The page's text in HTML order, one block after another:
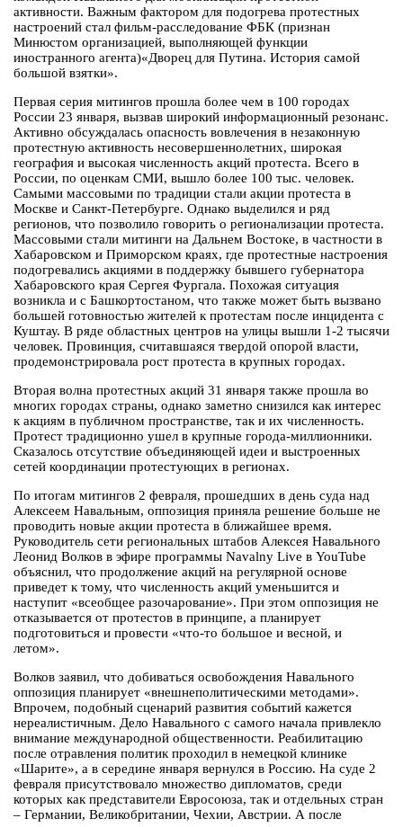
активности. Важным фактором для подогрева протестных
настроений стал фильм-расследование ФБК (признан
Минюстом организацией, выполняющей функции
иностранного агента)«Дворец для Путина. История самой
большой взятки».
Первая серия митингов прошла более чем в 100 городах
России 23 января, вызвав широкий информационный резонанс.
Активно обсуждалась опасность вовлечения в незаконную
протестную активность несовершеннолетних, широкая
география и высокая численность акций протеста. Всего в
России, по оценкам СМИ, вышло более 100 тыс. человек.
Самыми массовыми по традиции стали акции протеста в
Москве и Санкт-Петербурге. Однако выделился и ряд
регионов, что позволило говорить о регионализации протеста.
Массовыми стали митинги на Дальнем Востоке, в частности в
Хабаровском и Приморском краях, где протестные настроения
подогревались акциями в поддержку бывшего губернатора
Хабаровского края Сергея Фургала. Похожая ситуация
возникла и с Башкортостаном, что также может быть вызвано
большей готовностью жителей к протестам после инцидента с
Куштау. В ряде областных центров на улицы вышли 1-2 тысячи
человек. Провинция, считавшаяся твердой опорой власти,
продемонстрировала рост протеста в крупных городах.
Вторая волна протестных акций 31 января также прошла во
многих городах страны, однако заметно снизился как интерес
к акциям в публичном пространстве, так и их численность.
Протест традиционно ушел в крупные города-миллионники.
Сказалось отсутствие объединяющей идеи и выстроенных
сетей координации протестующих в регионах.
По итогам митингов 2 февраля, прошедших в день суда над
Алексеем Навальным, оппозиция приняла решение больше не
проводить новые акции протеста в ближайшее время.
Руководитель сети региональных штабов Алексея Навального
Леонид Волков в эфире программы Navalny Live в YouTube
объяснил, что продолжение акций на регулярной основе
приведет к тому, что численность акций уменьшится и
наступит «всеобщее разочарование». При этом оппозиция не
отказывается от протестов в принципе, а планирует
подготовиться и провести «что-то большое и весной, и
летом».
Волков заявил, что добиваться освобождения Навального
оппозиция планирует «внешнеполитическими методами».
Впрочем, подобный сценарий развития событий кажется
нереалистичным. Дело Навального с самого начала привлекло
внимание международной общественности. Реабилитацию
после отравления политик проходил в немецкой клинике
«Шарите», а в середине января вернулся в Россию. На суде 2
февраля присутствовало множество дипломатов, среди
которых как представители Евросоюза, так и отдельных стран
– Германии, Великобритании, Чехии, Австрии. А после